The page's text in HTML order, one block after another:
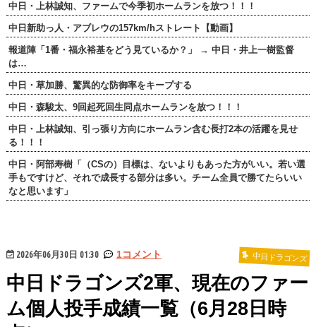
中日・上林誠知、ファームで今季初ホームランを放つ！！！
中日新助っ人・アブレウの157km/hストレート【動画】
報道陣「1番・福永裕基をどう見ているか？」 → 中日・井上一樹監督
は…
中日・草加勝、驚異的な防御率をキープする
中日・森駿太、9回起死回生同点ホームランを放つ！！！
中日・上林誠知、引っ張り方向にホームラン含む長打2本の活躍を見せ
る！！！
中日・阿部寿樹「（CSの）目標は、ないよりもあった方がいい。若い選
手もですけど、それで成長する部分は多い。チーム全員で勝てたらいい
なと思います」
2026年06月30日 01:30 1コメント 中日ドラゴンズ
中日ドラゴンズ2軍、現在のファー
ム個人投手成績一覧（6月28日時